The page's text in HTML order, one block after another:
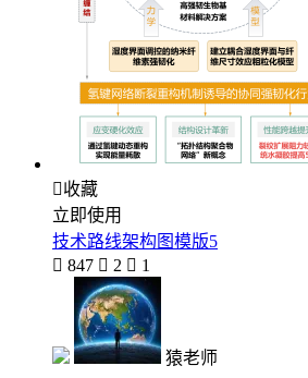
收藏
立即使用
技术路线架构图模版5
 847  2  1
猿老师